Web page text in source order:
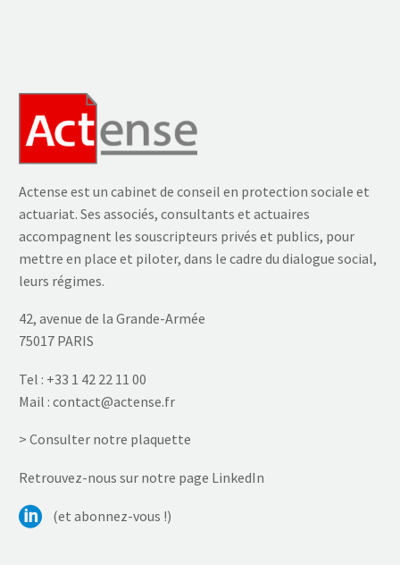
SUIVANTS :
Bruno SERIZAY (CAPSTAN)
François LUSSON (Actense)
Yves TRUPIN (Actense)
Guy LE GOFF (Actense)
Antonin SEDOGBO (Actense)
Actense est un cabinet de conseil en protection sociale et
actuariat. Ses associés, consultants et actuaires
accompagnent les souscripteurs privés et publics, pour
mettre en place et piloter, dans le cadre du dialogue social,
leurs régimes.
42, avenue de la Grande-Armée
75017 PARIS
Tel : +33 1 42 22 11 00
Mail : contact@actense.fr
> Consulter notre plaquette
Retrouvez-nous sur notre page LinkedIn
(et abonnez-vous !)